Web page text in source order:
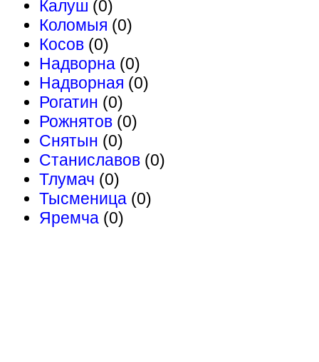
Калуш (0)
Коломыя (0)
Косов (0)
Надворна (0)
Надворная (0)
Рогатин (0)
Рожнятов (0)
Снятын (0)
Станиславов (0)
Тлумач (0)
Тысменица (0)
Яремча (0)